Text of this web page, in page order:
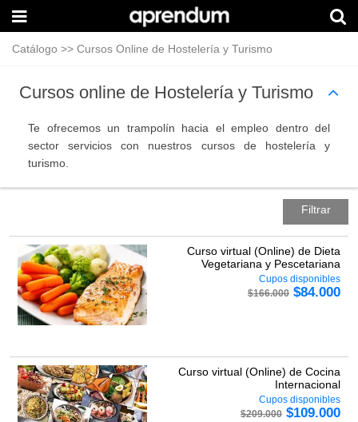
Catálogo >> Cursos Online de Hostelería y Turismo
Cursos online de Hostelería y Turismo
Te ofrecemos un trampolín hacia el empleo dentro del
sector servicios con nuestros cursos de hostelería y
turismo.
Filtrar
Curso virtual (Online) de Dieta
Vegetariana y Pescetariana
Cupos disponibles
$166.000 $84.000
Curso virtual (Online) de Cocina
Internacional
Cupos disponibles
$209.000 $109.000